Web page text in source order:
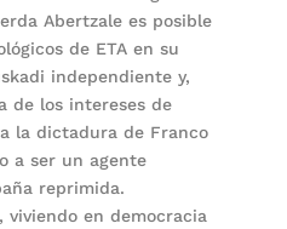
Abertzale es posible
de ETA en su
independiente y,
de los intereses de
la dictadura de Franco
a ser un agente
reprimida.
viviendo en democracia